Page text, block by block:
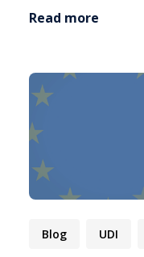
Read more
Blog UDI